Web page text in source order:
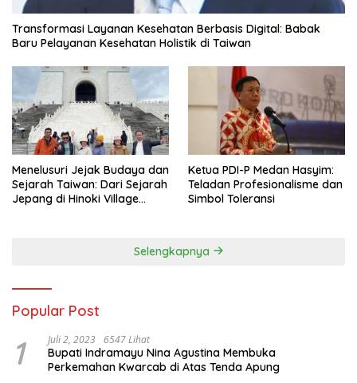
Transformasi Layanan Kesehatan Berbasis Digital: Babak
Baru Pelayanan Kesehatan Holistik di Taiwan
Menelusuri Jejak Budaya dan
Sejarah Taiwan: Dari Sejarah
Jepang di Hinoki Village
Ketua PDI-P Medan Hasyim:
Teladan Profesionalisme dan
Simbol Toleransi
Selengkapnya
Popular Post
1 Juli 2, 2023 6547 Lihat
Bupati Indramayu Nina Agustina Membuka
Perkemahan Kwarcab di Atas Tenda Apung